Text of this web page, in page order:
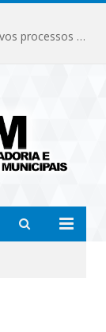
Declaramos que até o momento, não há novos processos licitatórios para o Instituto de Previdência no ano de 2026.